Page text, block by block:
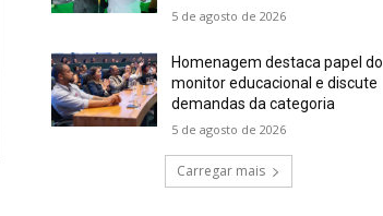
5 de agosto de 2026
Homenagem destaca papel do
monitor educacional e discute
demandas da categoria
5 de agosto de 2026
Carregar mais